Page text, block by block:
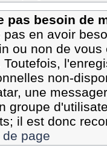
pas besoin de
pas en avoir
ou non de
non-
une
groupe
il est donc
page